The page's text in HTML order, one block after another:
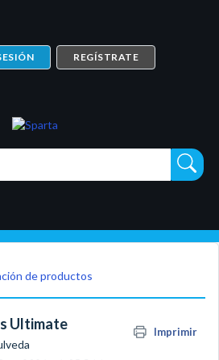
REGÍSTRATE
de productos
Ultimate Imprimir